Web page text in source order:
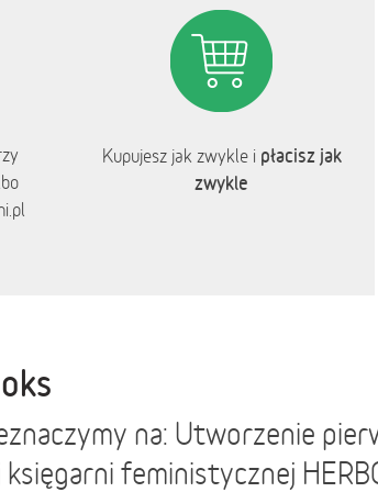
Kupujesz jak zwykle i płacisz jak
zwykle
na: Utworzenie
feministycznej